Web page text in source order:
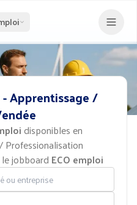
-Apprentissage/
disponibles en
Professionalisation
jobboard ECO emploi